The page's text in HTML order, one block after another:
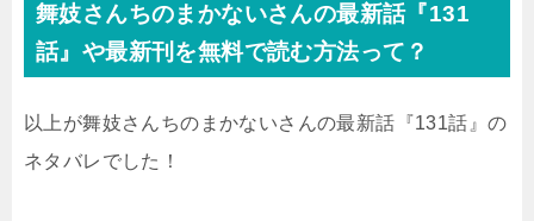
舞妓さんちのまかないさんの最新話『131
話』や最新刊を無料で読む方法って？
以上が舞妓さんちのまかないさんの最新話『131話』の
ネタバレでした！